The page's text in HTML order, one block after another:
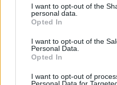
I want to opt-out of the
personal data.
Opted In
I want to opt-out of the
Personal Data.
Opted In
I want to opt-out of
Personal Data for
El
llega al